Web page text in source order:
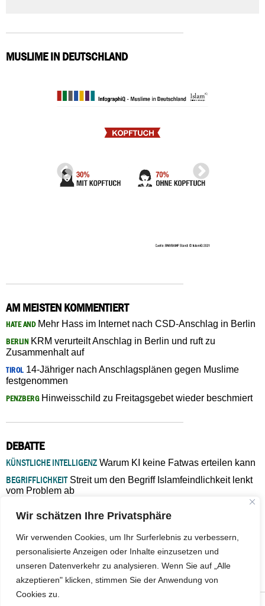
Wir schätzen Ihre Privatsphäre
Wir verwenden Cookies, um Ihr Surferlebnis zu verbessern,
personalisierte Anzeigen oder Inhalte einzusetzen und
unseren Datenverkehr zu analysieren. Wenn Sie auf „Alle
akzeptieren" klicken, stimmen Sie der Anwendung von
Cookies zu.
MUSLIME IN DEUTSCHLAND
AM MEISTEN KOMMENTIERT
HATE ANDMehr Hass im Internet nach CSD-Anschlag in Berlin
BERLIN KRM verurteilt Anschlag in Berlin und ruft zu
Zusammenhalt auf
TIROL14-Jähriger nach Anschlagsplänen gegen Muslime
festgenommen
PENZBERGHinweisschild zu Freitagsgebet wieder beschmiert
DEBATTE
KÜNSTLICHE INTELLIGENZ Warum KI keine Fatwas erteilen kann
BEGRIFFLICHKEITStreit um den Begriff Islamfeindlichkeit lenkt
vom Problem ab
Verantwortung bleibt“
ISLAMISCHE FAKULTÄT IN MÜNSTEREine kritische Schwelle für
die deutsche Religionspolitik
GASTBEITRAGWarum die muslimische Welt eine neue